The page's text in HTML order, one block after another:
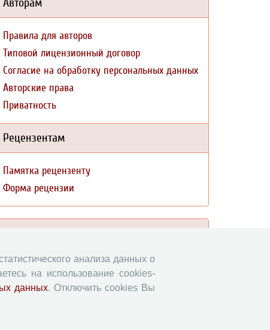
Правила для авторов
Типовой лицензионный договор
Согласие на обработку персональных данных
Авторские права
Приватность
Рецензентам
Памятка рецензенту
Форма рецензии
Экономические и социальные перемены
Проблемы развития территории
анализа данных о
на использование cookies-
данных. Отключить cookies Вы